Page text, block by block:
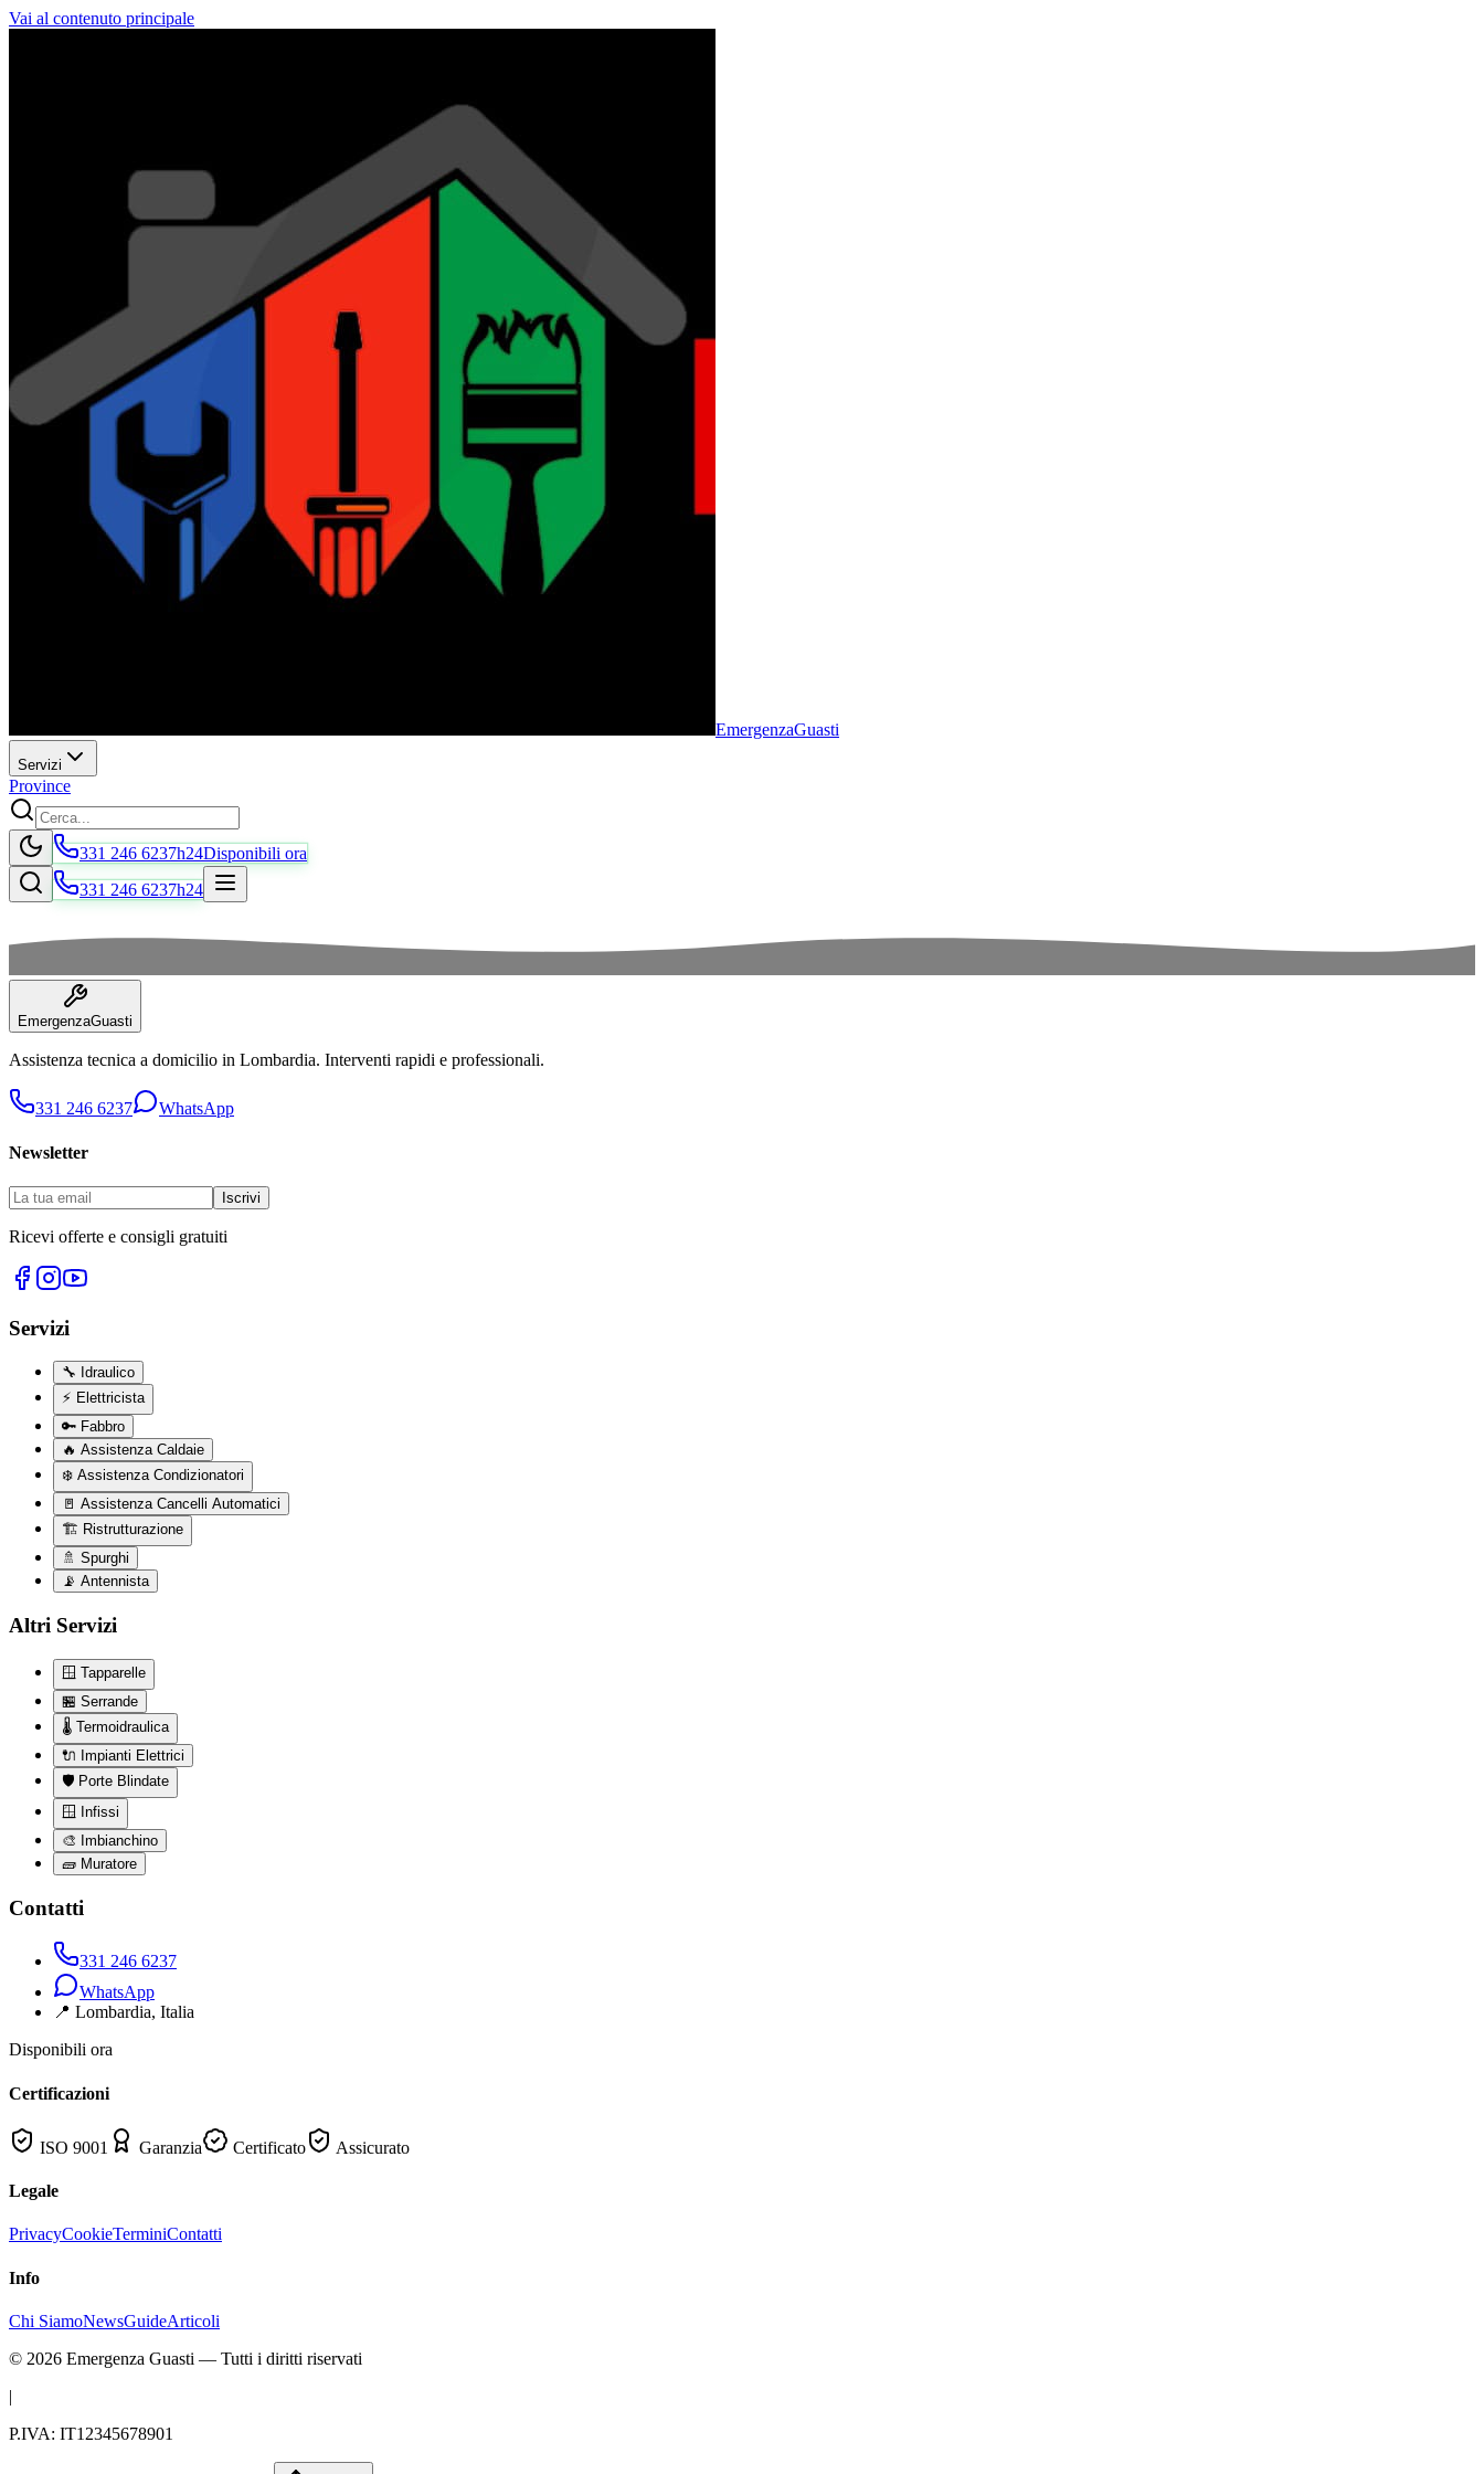
Vai al contenuto principale
EmergenzaGuasti
Servizi
Province
331 246 6237h24Disponibili ora
331 246 6237h24
EmergenzaGuasti
Assistenza tecnica a domicilio in Lombardia. Interventi rapidi e professionali.
331 246 6237 WhatsApp
Newsletter
Iscrivi
Ricevi offerte e consigli gratuiti
Servizi
🔧 Idraulico
⚡ Elettricista
🔑 Fabbro
🔥 Assistenza Caldaie
❄️ Assistenza Condizionatori
🚪 Assistenza Cancelli Automatici
🏗️ Ristrutturazione
🚿 Spurghi
📡 Antennista
Altri Servizi
🪟 Tapparelle
🏪 Serrande
🌡️ Termoidraulica
🔌 Impianti Elettrici
🛡️ Porte Blindate
🪟
Infissi
🎨 Imbianchino
🧱 Muratore
Contatti
331 246 6237
WhatsApp
📍 Lombardia, Italia
Disponibili ora
Certificazioni
ISO 9001 Garanzia Certificato Assicurato
Legale
PrivacyCookieTerminiContatti
Info
Chi SiamoNewsGuideArticoli
© 2026 Emergenza Guasti — Tutti i diritti riservati
|
P.IVA: IT12345678901